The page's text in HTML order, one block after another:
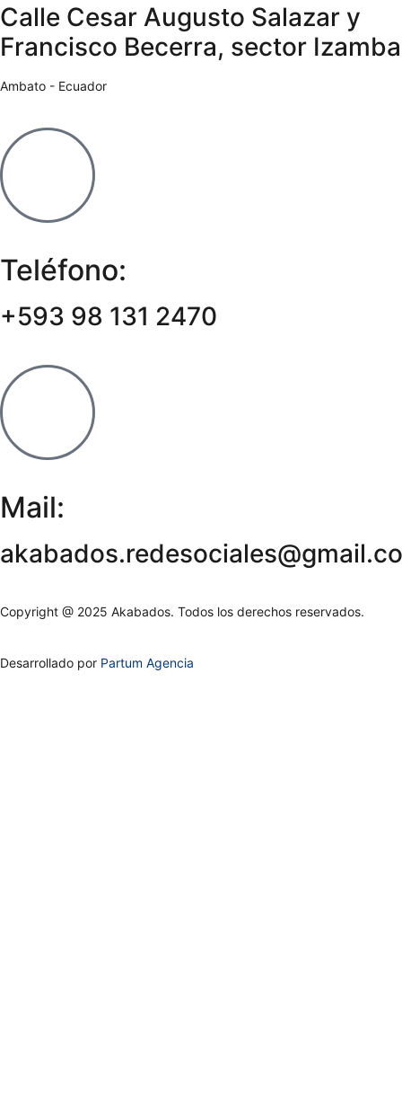
Calle Cesar Augusto Salazar y
Francisco Becerra, sector Izamba
Ambato - Ecuador
Teléfono:
+593 98 131 2470
Mail:
Copyright @ 2025 Akabados. Todos los derechos reservados.
Desarrollado por Partum Agencia